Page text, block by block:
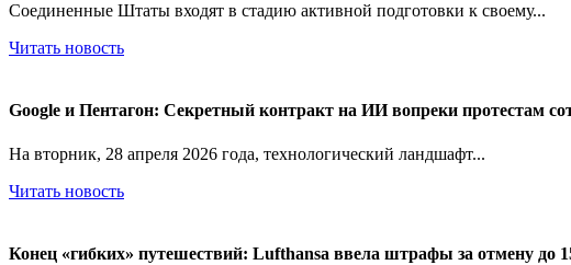
Соединенные Штаты входят в стадию активной подготовки к своему...
Читать новость
Google и Пентагон: Секретный контракт на ИИ вопреки протестам
На вторник, 28 апреля 2026 года, технологический ландшафт...
Читать новость
Конец «гибких» путешествий: Lufthansa ввела штрафы за отмену до